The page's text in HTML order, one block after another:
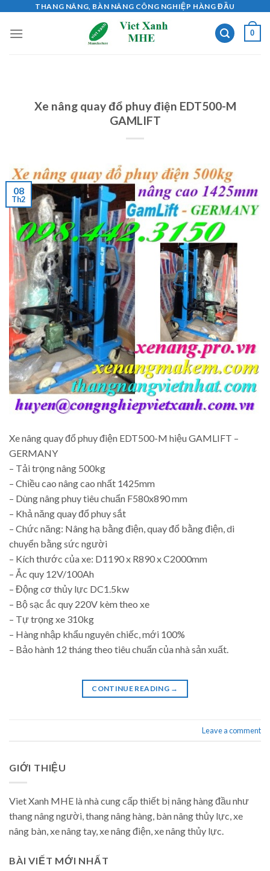
content
THANG NÂNG, BÀN NÂNG CÔNG NGHIỆP HÀNG ĐẦU
0
Xe nâng quay đổ phuy điện EDT500-M
GAMLIFT
08
Th2
Xe nâng quay đổ phuy điện EDT500-M hiệu GAMLIFT –
GERMANY
– Tải trọng nâng 500kg
– Chiều cao nâng cao nhất 1425mm
– Dùng nâng phuy tiêu chuẩn F580x890 mm
– Khả năng quay đổ phuy sắt
– Chức năng: Nâng hạ bằng điện, quay đổ bằng điện, di
chuyển bằng sức người
– Kích thước của xe: D1190 x R890 x C2000mm
– Ắc quy 12V/100Ah
– Động cơ thủy lực DC1.5kw
– Bộ sạc ắc quy 220V kèm theo xe
– Tự trọng xe 310kg
– Hàng nhập khẩu nguyên chiếc, mới 100%
– Bảo hành 12 tháng theo tiêu chuẩn của nhà sản xuất.
CONTINUE READING →
Leave a comment
GIỚI THIỆU
Viet Xanh MHE là nhà cung cấp thiết bị nâng hàng đầu như
thang nâng người, thang nâng hàng, bàn nâng thủy lực, xe
nâng bàn, xe nâng tay, xe nâng điện, xe nâng thủy lực.
BÀI VIẾT MỚI NHẤT